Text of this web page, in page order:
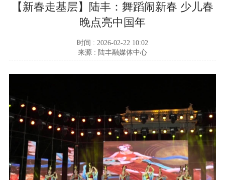
【新春走基层】陆丰：舞蹈闹新春 少儿春
晚点亮中国年
时间 : 2026-02-22 10:02
来源 : 陆丰融媒体中心